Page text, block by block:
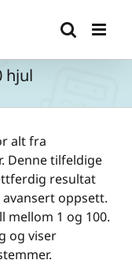
hjul
alt fra
Denne tilfeldige
resultat
oppsett.
mellom 1 og 100.
og viser